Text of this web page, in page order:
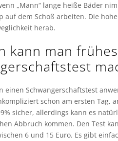
„Mann“ lange heiße Bäder
auf dem Schoß arbeiten. Die
herab.
kann man
einen Schwangerschaftstest
schon am ersten Tag,
sicher, allerdings kann es
Abbruch kommen. Den Test
6 und 15 Euro. Es gibt